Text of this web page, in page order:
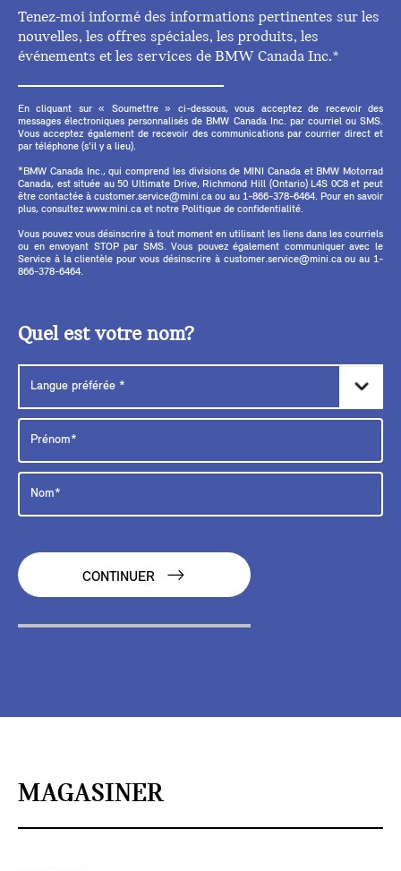
Tenez-moi informé des informations pertinentes sur les
nouvelles, les offres spéciales, les produits, les
événements et les services de BMW Canada Inc.*
En cliquant sur « Soumettre » ci-dessous, vous acceptez de recevoir des
messages électroniques personnalisés de BMW Canada Inc. par courriel ou SMS.
Vous acceptez également de recevoir des communications par courrier direct et
par téléphone (s'il y a lieu).
*BMW Canada Inc., qui comprend les divisions de MINI Canada et BMW Motorrad
Canada, est située au 50 Ultimate Drive, Richmond Hill (Ontario) L4S 0C8 et peut
être contactée à customer.service@mini.ca ou au 1-866-378-6464. Pour en savoir
plus, consultez www.mini.ca et notre Politique de confidentialité.
Vous pouvez vous désinscrire à tout moment en utilisant les liens dans les courriels
ou en envoyant STOP par SMS. Vous pouvez également communiquer avec le
Service à la clientèle pour vous désinscrire à customer.service@mini.ca ou au 1-
866-378-6464.
Quel est votre nom?
CONTINUER
MAGASINER